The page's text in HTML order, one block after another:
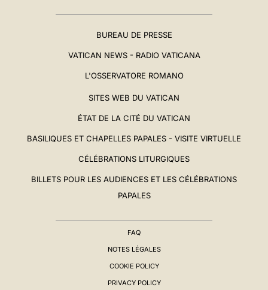
BUREAU DE PRESSE
VATICAN NEWS - RADIO VATICANA
L'OSSERVATORE ROMANO
SITES WEB DU VATICAN
ÉTAT DE LA CITÉ DU VATICAN
BASILIQUES ET CHAPELLES PAPALES - VISITE VIRTUELLE
CÉLÉBRATIONS LITURGIQUES
BILLETS POUR LES AUDIENCES ET LES CÉLÉBRATIONS
PAPALES
FAQ
NOTES LÉGALES
COOKIE POLICY
PRIVACY POLICY